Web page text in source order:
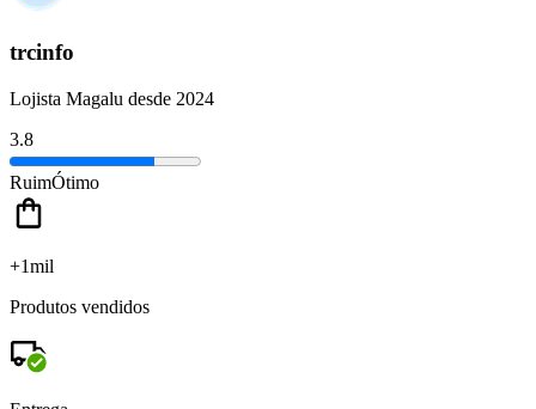
trcinfo
Lojista Magalu desde 2024
3.8
RuimÓtimo
+1mil
Produtos vendidos